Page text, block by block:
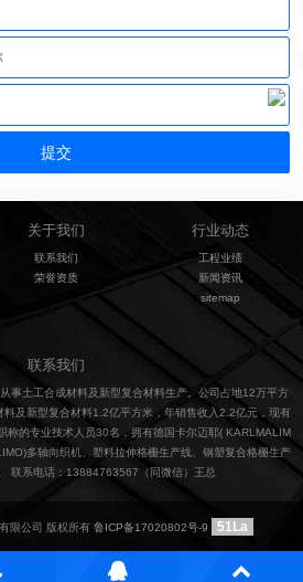
关于我们
联系我们
荣誉资质
行业动态
工程业绩
新闻资讯
sitemap
联系我们
事土工合成材料及新型复合材料生产。公司占地12万平方
及新型复合材料1.2亿平方米，年销售收入2.2亿元，现有
称的专业技术人员30名，拥有德国卡尔迈耶( KARLMALIM
多轴向织机、塑料拉伸格栅生产线、钢塑复合格栅生产
联系电话：13884763567（同微信）王总
限公司 版权所有 鲁ICP备17020802号-9 51La